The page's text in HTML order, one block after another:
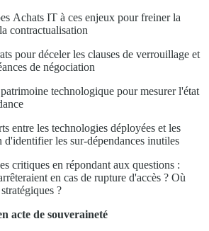
Achats IT à ces enjeux pour freiner la
contractualisation
pour déceler les clauses de verrouillage et
de négociation
technologique pour mesurer l'état
entre les technologies déployées et les
d'identifier les sur-dépendances inutiles
critiques en répondant aux questions :
en cas de rupture d'accès ? Où
?
acte de souveraineté